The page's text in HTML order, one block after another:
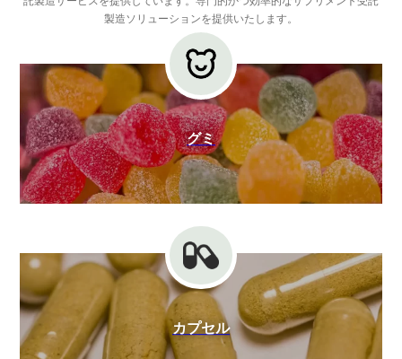
製造ソリューションを提供いたします。
グミ
カプセル